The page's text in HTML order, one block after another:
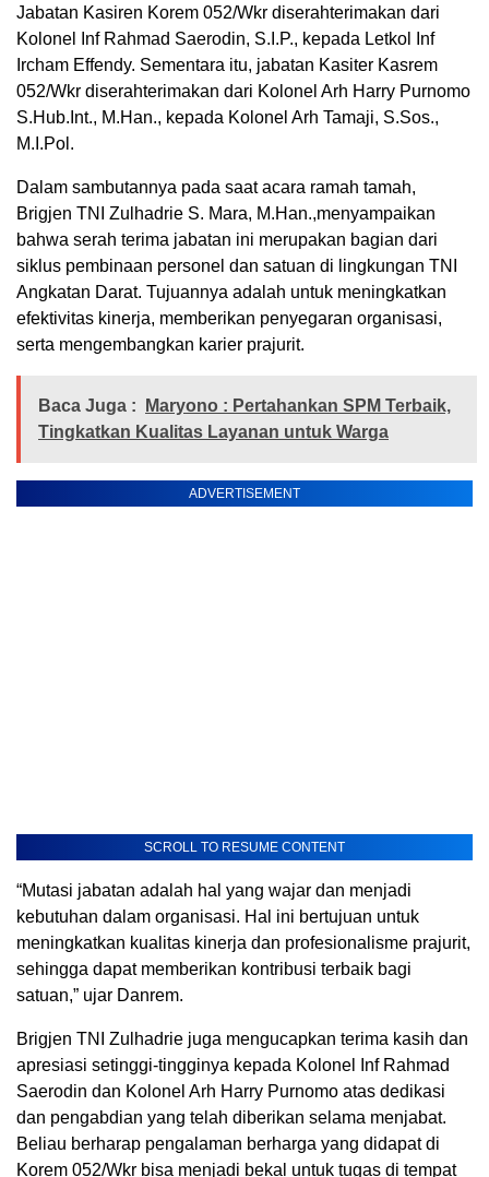
Jabatan Kasiren Korem 052/Wkr diserahterimakan dari
Kolonel Inf Rahmad Saerodin, S.I.P., kepada Letkol Inf
Ircham Effendy. Sementara itu, jabatan Kasiter Kasrem
052/Wkr diserahterimakan dari Kolonel Arh Harry Purnomo
S.Hub.Int., M.Han., kepada Kolonel Arh Tamaji, S.Sos.,
M.I.Pol.
Dalam sambutannya pada saat acara ramah tamah,
Brigjen TNI Zulhadrie S. Mara, M.Han.,menyampaikan
bahwa serah terima jabatan ini merupakan bagian dari
siklus pembinaan personel dan satuan di lingkungan TNI
Angkatan Darat. Tujuannya adalah untuk meningkatkan
efektivitas kinerja, memberikan penyegaran organisasi,
serta mengembangkan karier prajurit.
Baca Juga :
Maryono : Pertahankan SPM Terbaik,
Tingkatkan Kualitas Layanan untuk Warga
ADVERTISEMENT
SCROLL TO RESUME CONTENT
“Mutasi jabatan adalah hal yang wajar dan menjadi
kebutuhan dalam organisasi. Hal ini bertujuan untuk
meningkatkan kualitas kinerja dan profesionalisme prajurit,
sehingga dapat memberikan kontribusi terbaik bagi
satuan,” ujar Danrem.
Brigjen TNI Zulhadrie juga mengucapkan terima kasih dan
apresiasi setinggi-tingginya kepada Kolonel Inf Rahmad
Saerodin dan Kolonel Arh Harry Purnomo atas dedikasi
dan pengabdian yang telah diberikan selama menjabat.
Beliau berharap pengalaman berharga yang didapat di
Korem 052/Wkr bisa menjadi bekal untuk tugas di tempat